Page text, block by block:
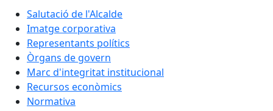
Salutació de l'Alcalde
Imatge corporativa
Representants polítics
Òrgans de govern
Marc d'integritat institucional
Recursos econòmics
Normativa